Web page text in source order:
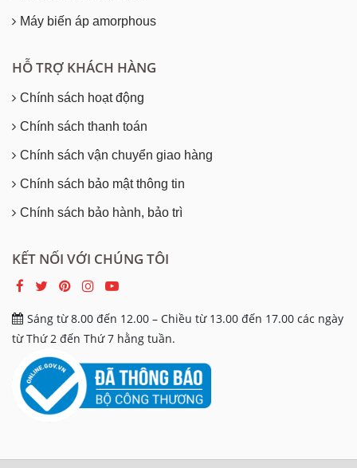
Máy biến áp amorphous
HỖ TRỢ KHÁCH HÀNG
Chính sách hoạt động
Chính sách thanh toán
Chính sách vận chuyển giao hàng
Chính sách bảo mật thông tin
Chính sách bảo hành, bảo trì
KẾT NỐI VỚI CHÚNG TÔI
Sáng từ 8.00 đến 12.00 – Chiều từ 13.00 đến 17.00 các ngày
từ Thứ 2 đến Thứ 7 hằng tuần.